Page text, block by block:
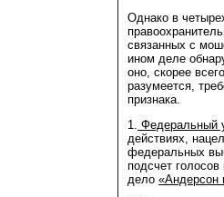
Однако в
связанных с
ином деле
оно, скорее
разумеется,
признака.
1. Федеральный
действиях,
федеральных
подсчет
дело «Андерсон